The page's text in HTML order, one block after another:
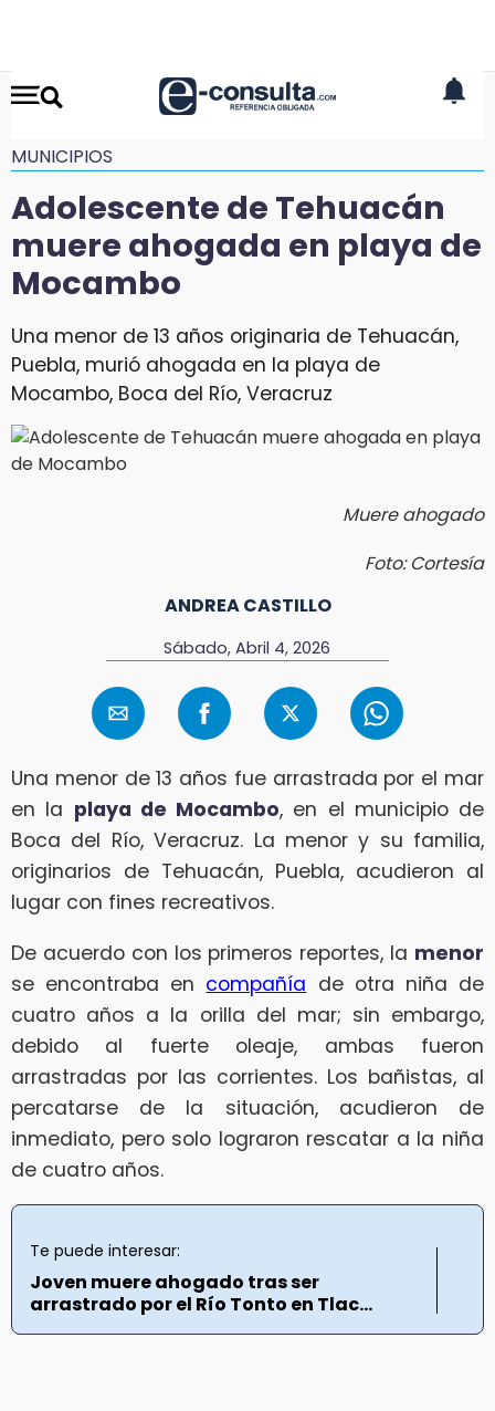
MUNICIPIOS
Adolescente de Tehuacán
muere ahogada en playa de
Mocambo
Una menor de 13 años originaria de Tehuacán,
Puebla, murió ahogada en la playa de
Mocambo, Boca del Río, Veracruz
Muere ahogado
Foto: Cortesía
ANDREA CASTILLO
Sábado, Abril 4, 2026
Una menor de 13 años fue arrastrada por el mar
en la playa de Mocambo, en el municipio de
Boca del Río, Veracruz. La menor y su familia,
originarios de Tehuacán, Puebla, acudieron al
lugar con fines recreativos.
De acuerdo con los primeros reportes, la menor
se encontraba en compañía de otra niña de
cuatro años a la orilla del mar; sin embargo,
debido al fuerte oleaje, ambas fueron
arrastradas por las corrientes. Los bañistas, al
percatarse de la situación, acudieron de
inmediato, pero solo lograron rescatar a la niña
de cuatro años.
Te puede interesar:
Joven muere ahogado tras ser
arrastrado por el Río Tonto en Tlac...